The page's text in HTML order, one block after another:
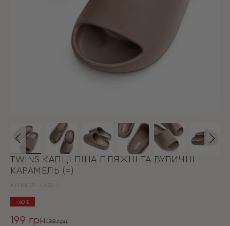
TWINS КАПЦІ ПІНА ПЛЯЖНІ ТА ВУЛИЧНІ
КАРАМЕЛЬ (=)
АРТИКУЛ: 11532-1
-60%
499грн
199 грн